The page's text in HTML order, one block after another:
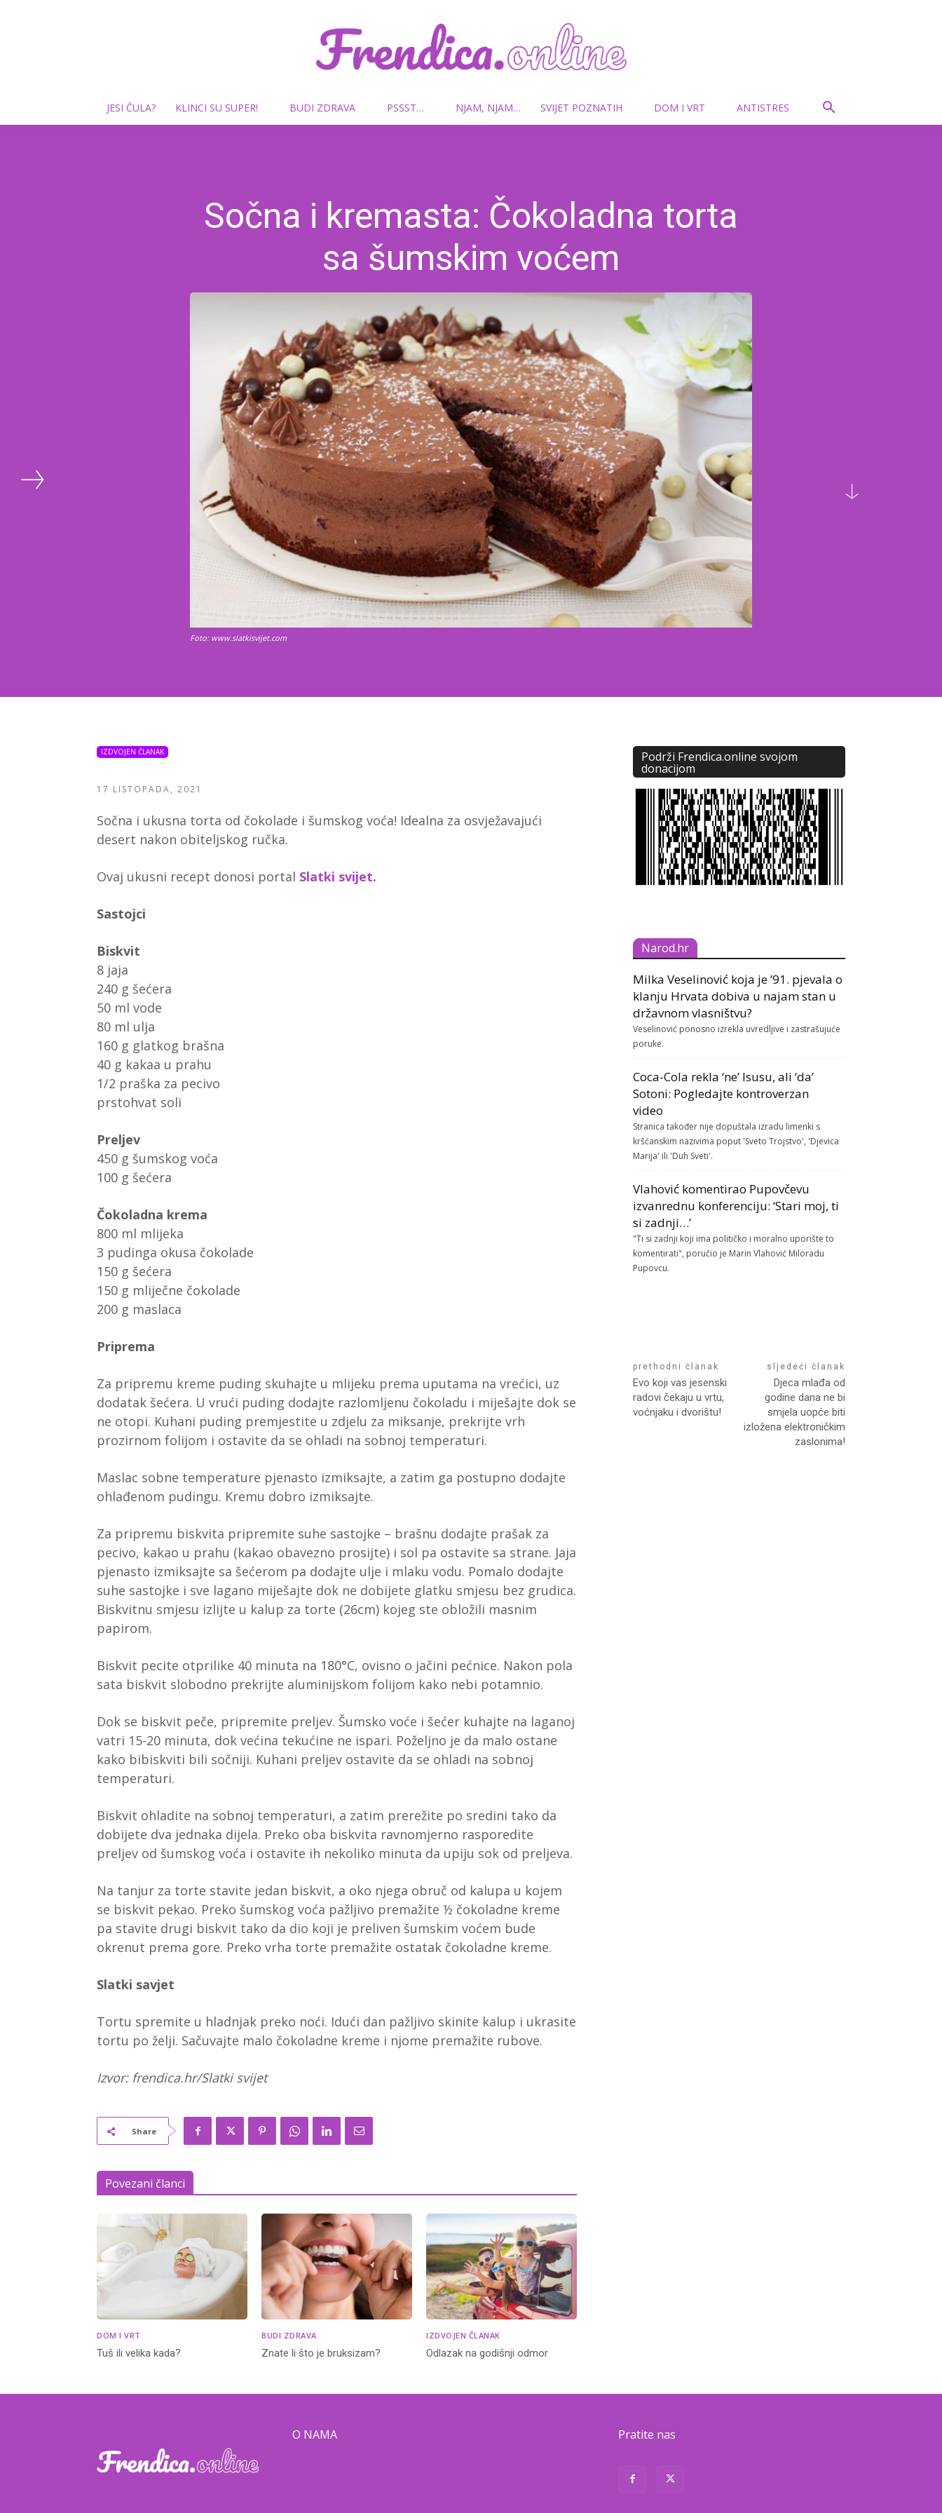
Frendica.online
JESI ČULA? KLINCI SU SUPER! BUDI ZDRAVA PSSST… NJAM, NJAM… SVIJET POZNATIH DOM I VRT ANTISTRES
Sočna i kremasta: Čokoladna torta
sa šumskim voćem
Foto: www.slatkisvijet.com
IZDVOJEN ČLANAK
17 LISTOPADA, 2021
Sočna i ukusna torta od čokolade i šumskog voća! Idealna za osvježavajući
desert nakon obiteljskog ručka.
Ovaj ukusni recept donosi portal Slatki svijet.
Sastojci
Biskvit
8 jaja
240 g šećera
50 ml vode
80 ml ulja
160 g glatkog brašna
40 g kakaa u prahu
1/2 praška za pecivo
prstohvat soli
Preljev
450 g šumskog voća
100 g šećera
Čokoladna krema
800 ml mlijeka
3 pudinga okusa čokolade
150 g šećera
150 g mliječne čokolade
200 g maslaca
Priprema
Za pripremu kreme puding skuhajte u mlijeku prema uputama na vrećici, uz
dodatak šećera. U vrući puding dodajte razlomljenu čokoladu i miješajte dok se
ne otopi. Kuhani puding premjestite u zdjelu za miksanje, prekrijte vrh
prozirnom folijom i ostavite da se ohladi na sobnoj temperaturi.
Maslac sobne temperature pjenasto izmiksajte, a zatim ga postupno dodajte
ohlađenom pudingu. Kremu dobro izmiksajte.
Za pripremu biskvita pripremite suhe sastojke – brašnu dodajte prašak za
pecivo, kakao u prahu (kakao obavezno prosijte) i sol pa ostavite sa strane. Jaja
pjenasto izmiksajte sa šećerom pa dodajte ulje i mlaku vodu. Pomalo dodajte
suhe sastojke i sve lagano miješajte dok ne dobijete glatku smjesu bez grudica.
Biskvitnu smjesu izlijte u kalup za torte (26cm) kojeg ste obložili masnim
papirom.
Biskvit pecite otprilike 40 minuta na 180°C, ovisno o jačini pećnice. Nakon pola
sata biskvit slobodno prekrijte aluminijskom folijom kako nebi potamnio.
Dok se biskvit peče, pripremite preljev. Šumsko voće i šećer kuhajte na laganoj
vatri 15-20 minuta, dok većina tekućine ne ispari. Poželjno je da malo ostane
kako bibiskviti bili sočniji. Kuhani preljev ostavite da se ohladi na sobnoj
temperaturi.
Biskvit ohladite na sobnoj temperaturi, a zatim prerežite po sredini tako da
dobijete dva jednaka dijela. Preko oba biskvita ravnomjerno rasporedite
preljev od šumskog voća i ostavite ih nekoliko minuta da upiju sok od preljeva.
Na tanjur za torte stavite jedan biskvit, a oko njega obruč od kalupa u kojem
se biskvit pekao. Preko šumskog voća pažljivo premažite ½ čokoladne kreme
pa stavite drugi biskvit tako da dio koji je preliven šumskim voćem bude
okrenut prema gore. Preko vrha torte premažite ostatak čokoladne kreme.
Slatki savjet
Tortu spremite u hladnjak preko noći. Idući dan pažljivo skinite kalup i ukrasite
tortu po želji. Sačuvajte malo čokoladne kreme i njome premažite rubove.
Izvor: frendica.hr/Slatki svijet
Share
Povezani članci
DOM I VRT
Tuš ili velika kada?
BUDI ZDRAVA
Znate li što je bruksizam?
IZDVOJEN ČLANAK
Odlazak na godišnji odmor
Podrži Frendica.online svojom
donacijom
Narod.hr
Milka Veselinović koja je ’91. pjevala o
klanju Hrvata dobiva u najam stan u
državnom vlasništvu?
Veselinović ponosno izrekla uvredljive i zastrašujuće
poruke.
Coca-Cola rekla ‘ne’ Isusu, ali ‘da’
Sotoni: Pogledajte kontroverzan
video
Stranica također nije dopuštala izradu limenki s
kršćanskim nazivima poput 'Sveto Trojstvo', 'Djevica
Marija' ili 'Duh Sveti'.
Vlahović komentirao Pupovčevu
izvanrednu konferenciju: ‘Stari moj, ti
si zadnji…’
"Ti si zadnji koji ima političko i moralno uporište to
komentirati", poručio je Marin Vlahović Miloradu
Pupovcu.
prethodni članak
Evo koji vas jesenski
radovi čekaju u vrtu,
voćnjaku i dvorištu!
sljedeći članak
Djeca mlađa od
godine dana ne bi
smjela uopće biti
izložena elektroničkim
zaslonima!
O NAMA Pratite nas